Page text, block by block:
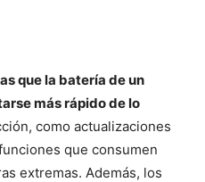
que la batería de un
más rápido de lo
como actualizaciones
que consumen
extremas. Además, los